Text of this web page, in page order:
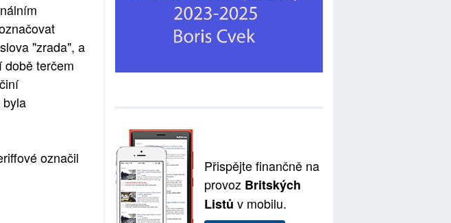
"zrada", a
době terčem
byla
označil
Přispějte finančně na
provoz Britských
Listů v mobilu.